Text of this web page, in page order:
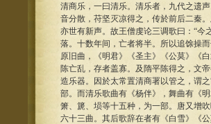
清商乐，一曰清乐。清乐者，九代之遗
音分散，苻坚灭凉得之，传於前后二秦
亦世有新声。故王僧虔论三调歌曰：“
落。十数年间，亡者将半。所以追馀操
原旧曲，《明君》《圣主》《公莫》《
陈亡乱，存者盖寡。及隋平陈得之，文
造乐器。因於太常置清商署以管之，谓
部。而清乐歌曲有《杨伴》，舞曲有《
箫、篪、埙等十五种，为一部。唐又增
六十三曲。其后歌辞在者有《白雪》《